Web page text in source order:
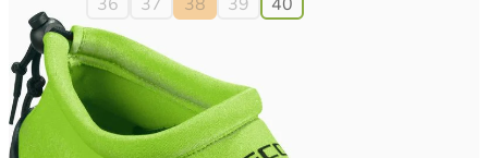
745₴
Не доступно